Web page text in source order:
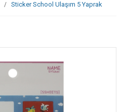
Sticker School Ulaşım 5 Yaprak